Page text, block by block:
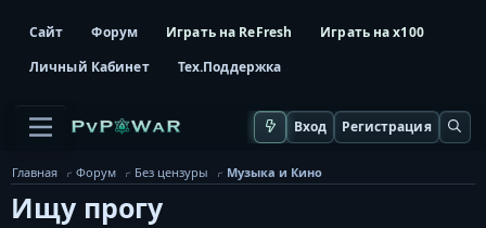
Сайт Форум Играть на ReFresh
Играть на x100
Личный Кабинет
Тех.Поддержка
Вход Регистрация
Главная Форум Без цензуры Музыка и Кино
Ищу прогу